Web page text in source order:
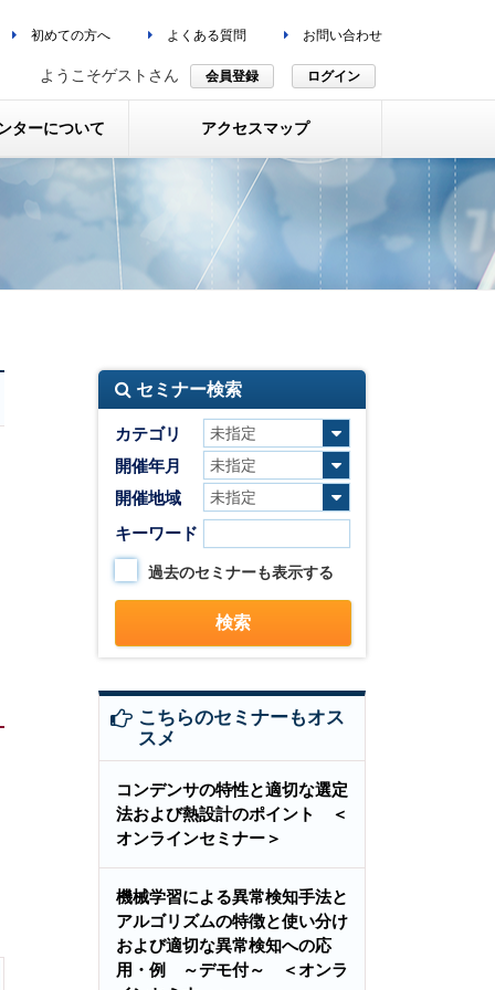
初めての方へ よくある質問 お問い合わせ
ようこそゲストさん 会員登録 ログイン
ターについて アクセスマップ
セミナー検索
カテゴリ
開催年月
開催地域
キーワード
過去のセミナーも表示する
こちらのセミナーもオス
スメ
コンデンサの特性と適切な選定
法および熱設計のポイント ＜
オンラインセミナー＞
機械学習による異常検知手法と
アルゴリズムの特徴と使い分け
および適切な異常検知への応
用・例 ～デモ付～ ＜オンラ